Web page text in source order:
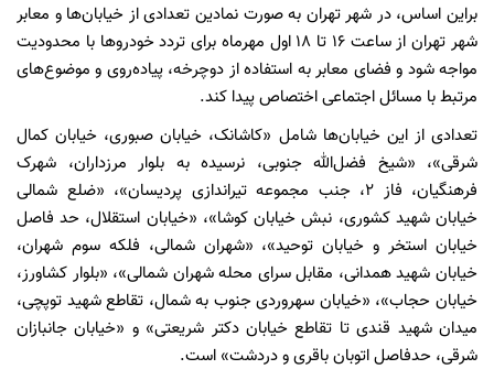
براین اساس، در شهر تهران به صورت نمادین تعدادی از خیابان‌ها و معابر
شهر تهران از ساعت ۱۶ تا ۱۸ اول مهرماه برای تردد خودروها با محدودیت
مواجه شود و فضای معابر به استفاده از دوچرخه، پیاده‌روی و موضوع‌های
مرتبط با مسائل اجتماعی اختصاص پیدا کند.
تعدادی از این خیابان‌ها شامل «کاشانک، خیابان صبوری، خیابان کمال
شرقی»، «شیخ فضل‌الله جنوبی، نرسیده به بلوار مرزداران، شهرک
فرهنگیان، فاز 2، جنب مجموعه تیراندازی پردیسان»، «ضلع شمالی
خیابان شهید کشوری، نبش خیابان کوشا»، «خیابان استقلال، حد فاصل
خیابان استخر و خیابان توحید»، «شهران شمالی، فلکه سوم شهران،
خیابان شهید همدانی، مقابل سرای محله شهران شمالی»، «بلوار کشاورز،
خیابان حجاب»، «خیابان سهروردی جنوب به شمال، تقاطع شهید توپچی،
میدان شهید قندی تا تقاطع خیابان دکتر شریعتی» و «خیابان جانبازان
شرقی، حدفاصل اتوبان باقری و دردشت» است.